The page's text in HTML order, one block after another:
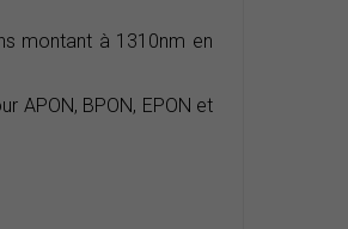
montant à 1310nm en
APON, BPON, EPON et